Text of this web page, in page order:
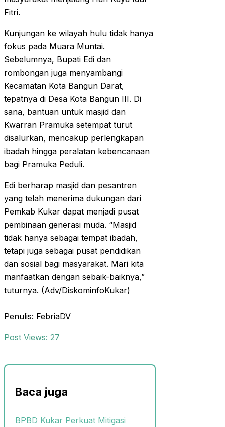
Fitri.
Kunjungan ke wilayah hulu tidak hanya
fokus pada Muara Muntai.
Sebelumnya, Bupati Edi dan
rombongan juga menyambangi
Kecamatan Kota Bangun Darat,
tepatnya di Desa Kota Bangun III. Di
sana, bantuan untuk masjid dan
Kwarran Pramuka setempat turut
disalurkan, mencakup perlengkapan
ibadah hingga peralatan kebencanaan
bagi Pramuka Peduli.
Edi berharap masjid dan pesantren
yang telah menerima dukungan dari
Pemkab Kukar dapat menjadi pusat
pembinaan generasi muda. “Masjid
tidak hanya sebagai tempat ibadah,
tetapi juga sebagai pusat pendidikan
dan sosial bagi masyarakat. Mari kita
manfaatkan dengan sebaik-baiknya,”
tuturnya. (Adv/DiskominfoKukar)
Penulis: FebriaDV
Post Views: 27
Baca juga
BPBD Kukar Perkuat Mitigasi